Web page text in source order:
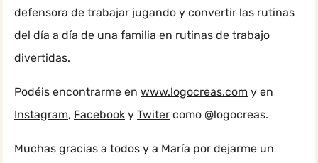
defensora de trabajar jugando y convertir las rutinas
del día a día de una familia en rutinas de trabajo
divertidas.
Podéis encontrarme en www.logocreas.com y en
Instagram, Facebook y Twiter como @logocreas.
Muchas gracias a todos y a María por dejarme un